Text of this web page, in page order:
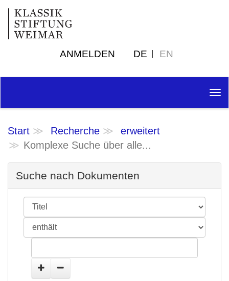
ANMELDEN DE EN
Start Recherche
erweitert
Komplexe Suche über alle...
Suche nach Dokumenten